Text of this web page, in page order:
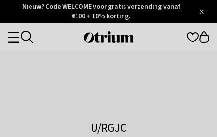
Otrium
Trustpilot
Nieuw? Code WELCOME voor gratis verzending vanaf
€100 + 10% korting.
Otrium
Categories
U/RGJC